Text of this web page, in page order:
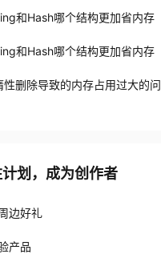
和Hash哪个结构更加省内存
和Hash哪个结构更加省内存
删除导致的内存占用过大的问
划，成为创作者
边好礼
产品